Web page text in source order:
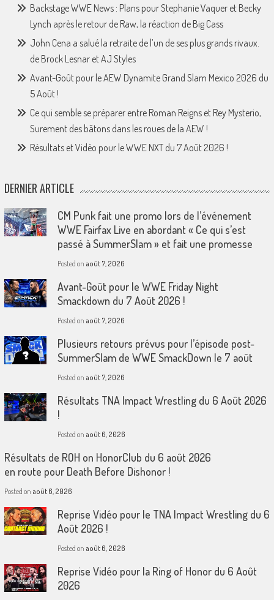
Backstage WWE News : Plans pour Stephanie Vaquer et Becky
Lynch après le retour de Raw, la réaction de Big Cass
John Cena a salué la retraite de l’un de ses plus grands rivaux.
de Brock Lesnar et AJ Styles
Avant-Goût pour le AEW Dynamite Grand Slam Mexico 2026 du
5 Août !
Ce qui semble se préparer entre Roman Reigns et Rey Mysterio,
Surement des bâtons dans les roues de la AEW !
Résultats et Vidéo pour le WWE NXT du 7 Août 2026 !
DERNIER ARTICLE
CM Punk fait une promo lors de l’événement
WWE Fairfax Live en abordant « Ce qui s’est
passé à SummerSlam » et fait une promesse
Posted on août 7, 2026
Avant-Goût pour le WWE Friday Night
Smackdown du 7 Août 2026 !
Posted on août 7, 2026
Plusieurs retours prévus pour l’épisode post-
SummerSlam de WWE SmackDown le 7 août
Posted on août 7, 2026
Résultats TNA Impact Wrestling du 6 Août 2026
!
Posted on août 6, 2026
Résultats de ROH on HonorClub du 6 août 2026
en route pour Death Before Dishonor !
Posted on août 6, 2026
Reprise Vidéo pour le TNA Impact Wrestling du 6
Août 2026 !
Posted on août 6, 2026
Reprise Vidéo pour la Ring of Honor du 6 Août
2026